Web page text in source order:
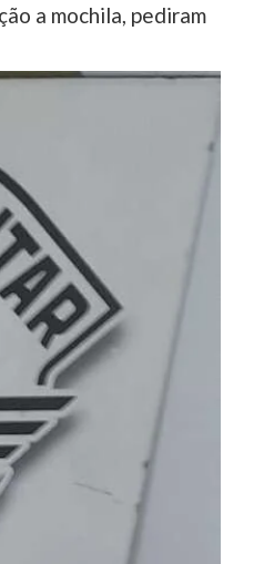
a mochila, pediram